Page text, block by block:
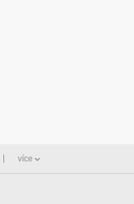
více